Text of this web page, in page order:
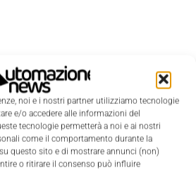
noi e i nostri partner utilizziamo tecnologie
e/o accedere alle informazioni del
tecnologie permetterà a noi e ai nostri
come il comportamento durante la
questo sito e di mostrare annunci (non)
o ritirare il consenso può influire
⇢